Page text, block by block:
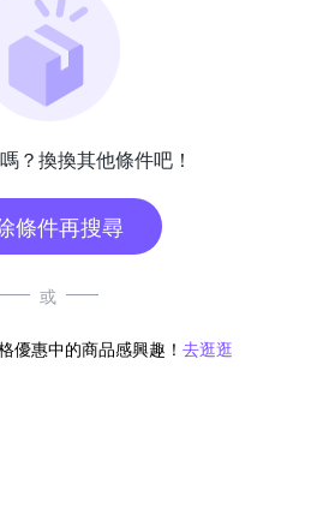
？換換其他條件吧！
條件再搜尋
或
優惠中的商品感興趣！ 去逛逛